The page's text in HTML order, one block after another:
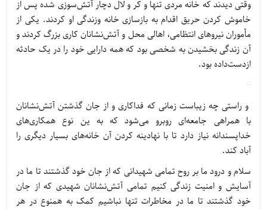
وقتی دیدند که خانه مردی تنها و کر و لال دچار آتش‌سوزی شده پس از
خاموش کردن حریق اقدام به بازسازی خانه وزندگی او کردند. یکی از
مأموران نیروهای انتظامی، اهالی محل و آتش‌نشانان کاری بزرگ کردند و
آن زندگی بخشیدن به شخصی بود که همه دارایی خود را در یک حادثه
ازدست‌داده بود.
و راستی چه زیباست زمانی که فداکاری و از جان گذشتن آتش‌نشانان
با همراهی جامعه‌ای روبرو می‌شود که به ین نوع همکاری‌های
خداپسندانه نیاز دارد تا با نهادینه کردن آن خانه‌های بسیار دیگری را
آباد کند.
سلام و درود ما بر روح تمامی شهیدانی که از جان خود گذشتند تا ما در
آسایش و امنیت زندگی کنیم تمامی آتش‌نشانان شهیدی که از جان
خود گذشتند تا ما در مخاطرات تنها نباشیم کمک به همنوع در هر